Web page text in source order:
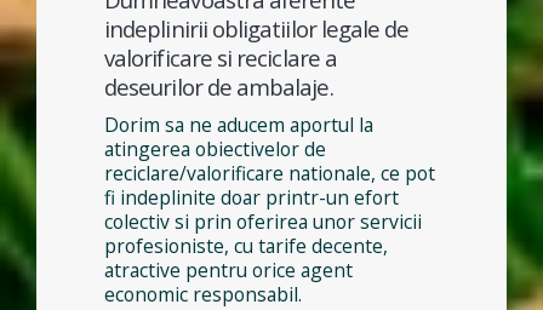
indeplinirii obligatiilor legale de
valorificare si reciclare a
deseurilor de ambalaje.
Dorim sa ne aducem aportul la
atingerea obiectivelor de
reciclare/valorificare nationale, ce pot
fi indeplinite doar printr-un efort
colectiv si prin oferirea unor servicii
profesioniste, cu tarife decente,
atractive pentru orice agent
economic responsabil.